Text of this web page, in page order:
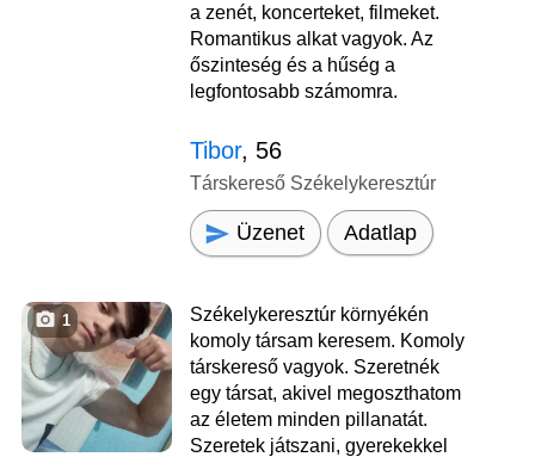
a zenét, koncerteket, filmeket.
Romantikus alkat vagyok. Az
őszinteség és a hűség a
legfontosabb számomra.
Tibor, 56
Társkereső Székelykeresztúr
Üzenet Adatlap
1
Székelykeresztúr környékén
komoly társam keresem. Komoly
társkereső vagyok. Szeretnék
egy társat, akivel megoszthatom
az életem minden pillanatát.
Szeretek játszani, gyerekekkel